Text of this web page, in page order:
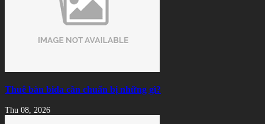
Thuê bàn bida cần chuẩn bị những gì?
Thu 08, 2026